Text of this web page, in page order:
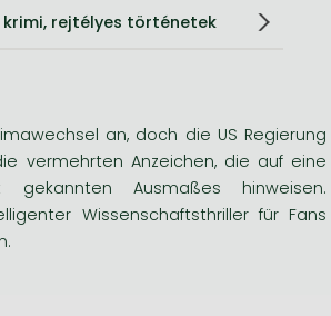
krimi, rejtélyes történetek
an, doch die US Regierung
vermehrten Anzeichen, die auf eine
gekannten Ausmaßes hinweisen.
Wissenschaftsthriller für Fans